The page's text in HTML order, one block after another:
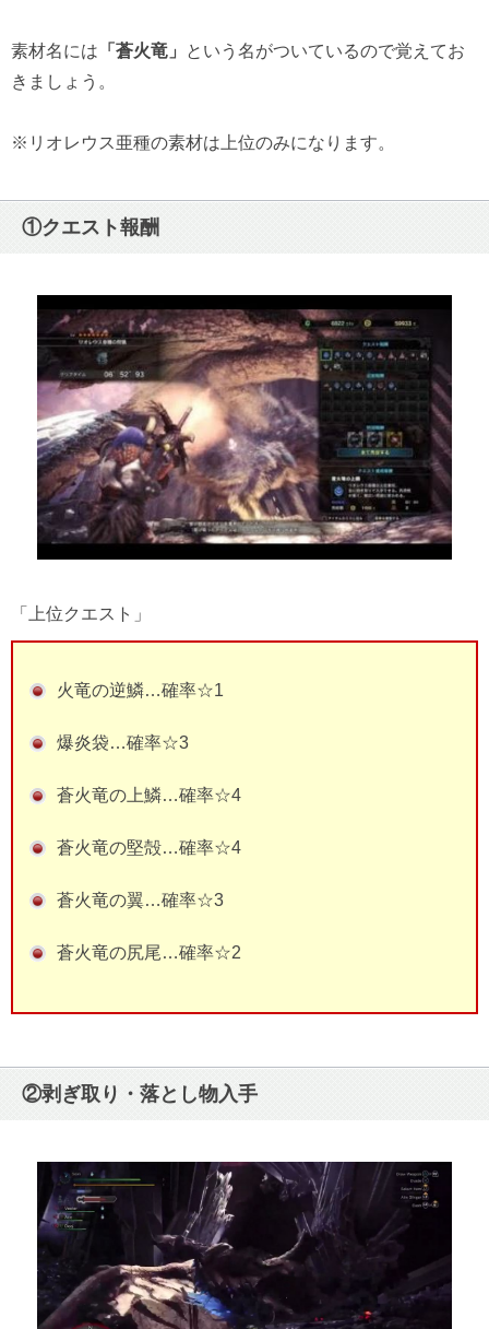
素材名には 「蒼火竜」
という名がついているので覚えてお
きましょう。
※リオレウス亜種の素材は上位のみになります。
①クエスト報酬
「上位クエスト」
火竜の逆鱗…確率☆1
爆炎袋…確率☆3
蒼火竜の上鱗…確率☆4
蒼火竜の堅殻…確率☆4
蒼火竜の翼…確率☆3
蒼火竜の尻尾…確率☆2
②剥ぎ取り・落とし物入手